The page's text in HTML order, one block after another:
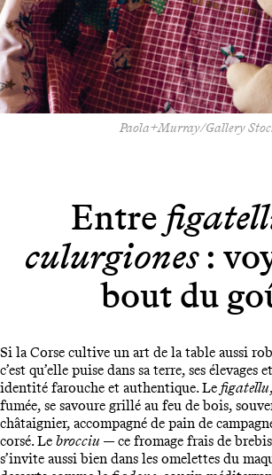
Paola+Murray/Gallery
Entre
culurgiones:
bout du
Si la Corse cultive un art de la table aussi
c’est qu’elle puise dans sa terre, ses élevages
identité farouche et authentique. Le figatellu
fumée, se savoure grillé au feu de bois,
châtaignier, accompagné de pain de
corsé. Le brocciu — ce fromage frais de
s’invite aussi bien dans les omelettes du